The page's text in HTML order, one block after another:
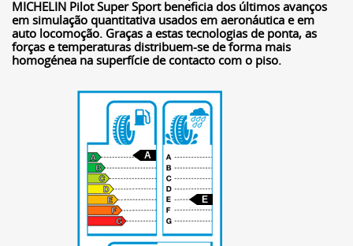
MICHELIN Pilot Super Sport beneficia dos últimos avanços
em simulação quantitativa usados em aeronáutica e em
auto locomoção. Graças a estas tecnologias de ponta, as
forças e temperaturas distribuem-se de forma mais
homogénea na superfície de contacto com o piso.
A
E